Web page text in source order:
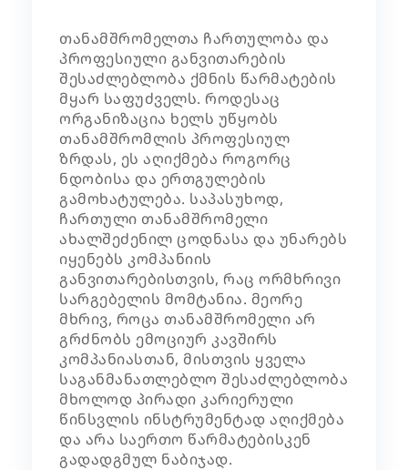
თანამშრომელთა ჩართულობა და
პროფესიული განვითარების
შესაძლებლობა ქმნის წარმატების
მყარ საფუძველს. როდესაც
ორგანიზაცია ხელს უწყობს
თანამშრომლის პროფესიულ
ზრდას, ეს აღიქმება როგორც
ნდობისა და ერთგულების
გამოხატულება. საპასუხოდ,
ჩართული თანამშრომელი
ახალშეძენილ ცოდნასა და უნარებს
იყენებს კომპანიის
განვითარებისთვის, რაც ორმხრივი
სარგებელის მომტანია. მეორე
მხრივ, როცა თანამშრომელი არ
გრძნობს ემოციურ კავშირს
კომპანიასთან, მისთვის ყველა
საგანმანათლებლო შესაძლებლობა
მხოლოდ პირადი კარიერული
წინსვლის ინსტრუმენტად აღიქმება
და არა საერთო წარმატებისკენ
გადადგმულ ნაბიჯად.